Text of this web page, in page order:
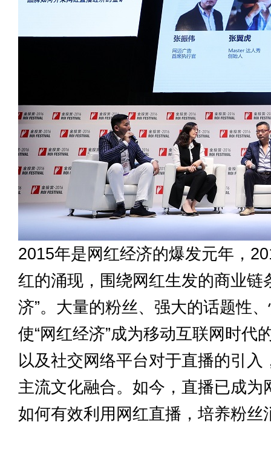
2015年是网红经济的爆发元年，
红的涌现，围绕网红生发的商业链
济”。大量的粉丝、强大的话题性
使“网红经济”成为移动互联网时代
以及社交网络平台对于直播的引
主流文化融合。如今，直播已成
如何有效利用网红直播，培养粉